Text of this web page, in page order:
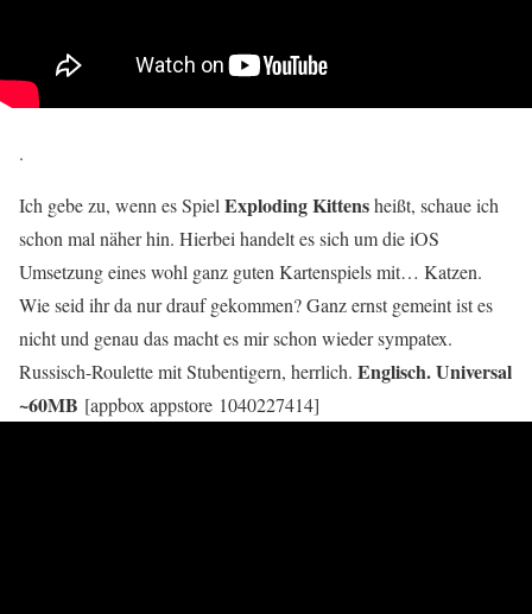
.
Ich gebe zu, wenn es Spiel Exploding Kittensheißt, schaue ich
schon mal näher hin. Hierbei handelt es sich um die iOS
Umsetzung eines wohl ganz guten Kartenspiels mit… Katzen.
Wie seid ihr da nur drauf gekommen? Ganz ernst gemeint ist es
nicht und genau das macht es mir schon wieder sympatex.
Russisch-Roulette mit Stubentigern, herrlich. Englisch. Universal
~60MB [appbox appstore 1040227414]